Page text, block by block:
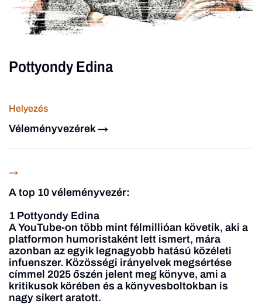
Pottyondy Edina
Helyezés
Véleményvezérek →
→
A top 10 véleményvezér:
1 Pottyondy Edina
A YouTube-on több mint félmillióan követik, aki a
platformon humoristaként lett ismert, mára
azonban az egyik legnagyobb hatású közéleti
infuenszer. Közösségi irányelvek megsértése
címmel 2025 őszén jelent meg könyve, ami a
kritikusok körében és a könyvesboltokban is
nagy sikert aratott.